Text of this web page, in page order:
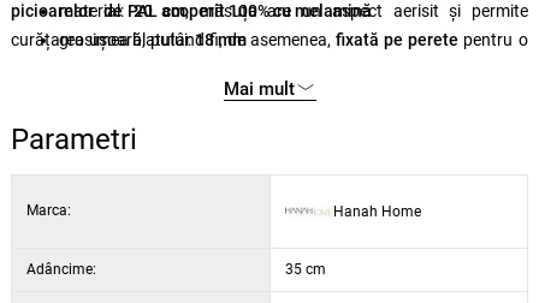
picioarelor de 20 cm, măsuța are un aspect aerisit și permite
curățarea ușoară, putând fi, de asemenea, fixată pe perete pentru o
material: PAL acoperit 100% cu melamină
grosimea blatului:18 mm
lățime 122 cm, înălțime 65 cm, adâncime 35 cm
dimensiuni sertar:
35 cm
înălțimea picioarelor:
Mai mult
Parametri
Marca: Hanah Home
Adâncime: 35 cm